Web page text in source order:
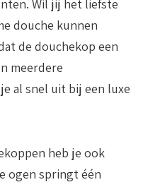
Wil jij het liefste
douche kunnen
de douchekop een
meerdere
al snel uit bij een luxe
heb je ook
ogen springt één